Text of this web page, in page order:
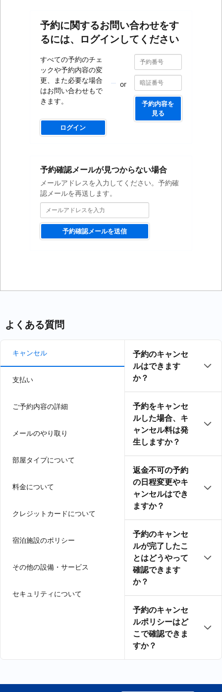
予約に関するお問い合わせをす
るには、ログインしてください
すべての予約のチェ
ックや予約内容の変
更、また必要な場合
はお問い合わせもで
きます。
ログイン
or
約
番
号
予
番
号
予約内容を
見る
予約確認メールが見つからない場合
メールアドレスを入力してください。予約確
認メールを再送します。
予約確認メールを送信
よくある質問
キャンセル
支払い
ご予約内容の詳細
メールのやり取り
部屋タイプについて
料金について
クレジットカードについて
宿泊施設のポリシー
その他の設備・サービス
セキュリティについて
予約のキャンセ
ルはできます
か？
予約をキャンセ
ルした場合、キ
ャンセル料は発
生しますか？
返金不可の予約
の日程変更やキ
ャンセルはでき
ますか？
予約のキャンセ
ルが完了したこ
とはどうやって
確認できます
か？
予約のキャンセ
ルポリシーはど
こで確認できま
すか？